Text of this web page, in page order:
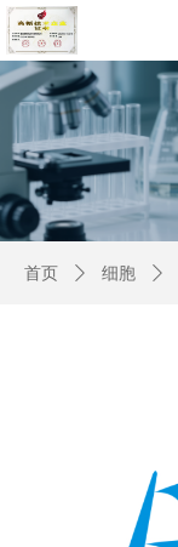
首页 ꄲ 细胞 ꄲ